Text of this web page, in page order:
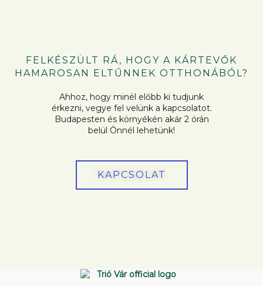
FELKÉSZÜLT RÁ, HOGY A KÁRTEVŐK
HAMAROSAN ELTŰNNEK OTTHONÁBÓL?
Ahhoz, hogy minél előbb ki tudjunk
érkezni, vegye fel velünk a kapcsolatot.
Budapesten és környékén akár 2 órán
belül Önnél lehetünk!
KAPCSOLAT